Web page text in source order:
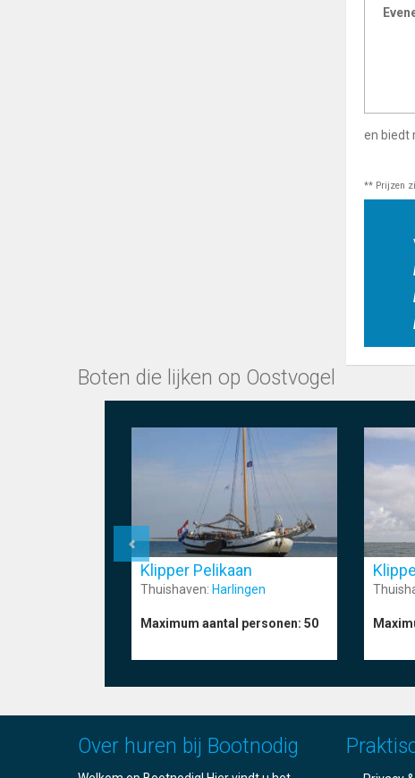
en biedt
** Prijzen
Boten die lijken op Oostvogel
Klipper Pelikaan
Thuishaven: Harlingen
Maximum aantal personen: 50
Over huren bij Bootnodig